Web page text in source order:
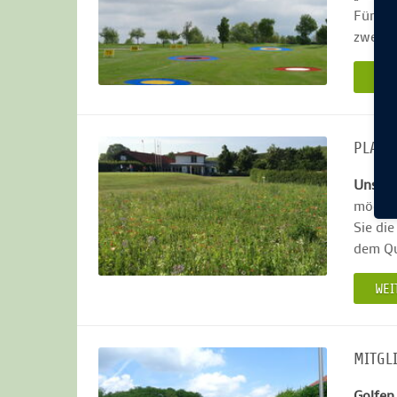
Für
zwei
Unser
Sie
dem